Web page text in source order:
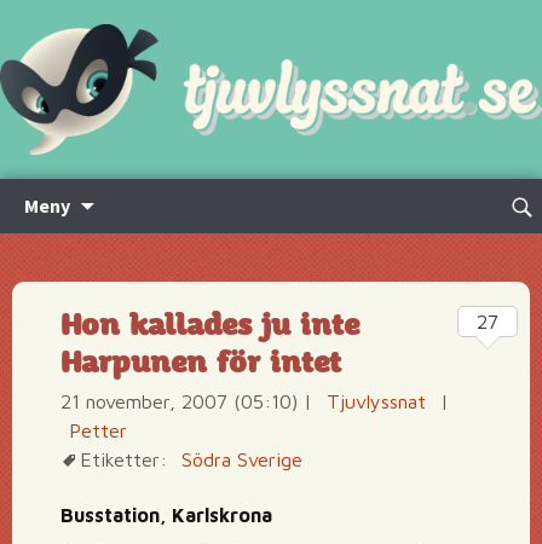
Meny
innehåll
Sök
Hon kallades ju inte
Harpunen för intet
21 november, 2007 (05:10) | Tjuvlyssnat
|
Petter
Etiketter:
Södra Sverige
Busstation, Karlskrona
27